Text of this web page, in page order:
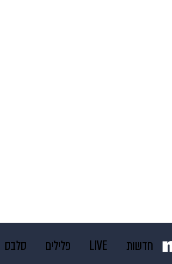
חדשות LIVE פלילים סלבס